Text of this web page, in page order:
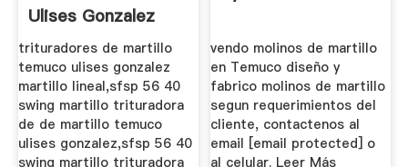
Ulises Gonzalez
trituradores de martillo
temuco ulises gonzalez
martillo lineal,sfsp 56 40
swing martillo trituradora
de de martillo temuco
ulises gonzalez,sfsp 56 40
swing martillo trituradora
vendo molinos de martillo
en Temuco diseño y
fabrico molinos de martillo
segun requerimientos del
cliente, contactenos al
email [email protected] o
al celular. Leer Más